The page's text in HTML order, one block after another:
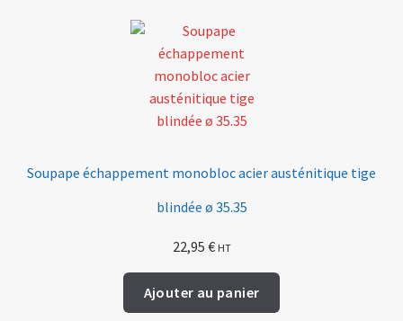
Soupape échappement monobloc acier austénitique tige
blindée ø 35.35
22,95 € HT
Ajouter au panier